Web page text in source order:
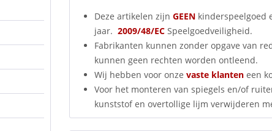
Deze artikelen zijn GEEN kinderspeelgoed
jaar. 2009/48/EC Speelgoedveiligheid.
Fabrikanten kunnen zonder opgave van
kunnen geen rechten worden ontleend.
Wij hebben voor onze vaste klanten een
Voor het monteren van spiegels en/of
kunststof en overtollige lijm verwijderen